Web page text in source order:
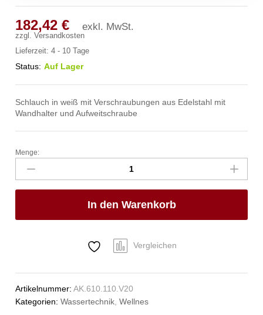
182,42€ exkl. MwSt.
zzgl.Versandkosten
Lieferzeit:4 - 10 Tage
Status: Auf Lager
Schlauch in weiß mit Verschraubungen aus Edelstahl mit
Wandhalter und Aufweitschraube
spa
Kneipp'sche
Garnitur
3/4"
27mm
Menge:
In den Warenkorb
Vergleichen
Artikelnummer:AK.610.110.V20
Kategorien:Wassertechnik,Wellnes